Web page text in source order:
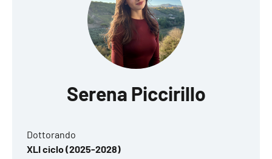
Serena Piccirillo
Dottorando
XLI ciclo (2025-2028)